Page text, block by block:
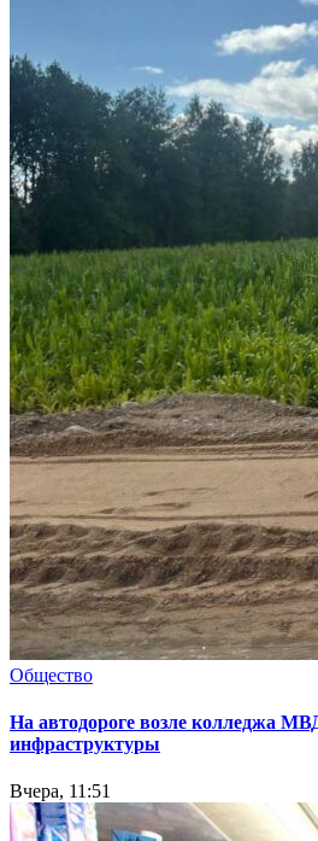
Общество
На автодороге возле колледжа
инфраструктуры
Вчера, 11:51